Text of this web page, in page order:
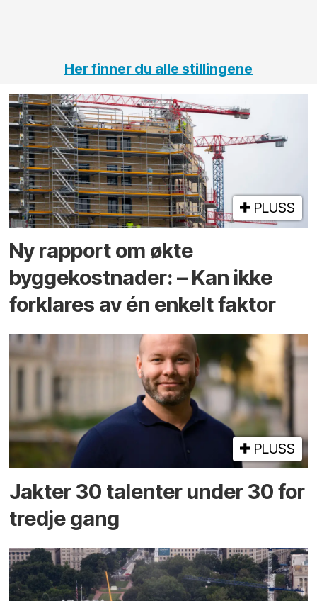
Her finner du alle stillingene
PLUSS
Ny rapport om økte
byggekostnader: – Kan ikke
forklares av én enkelt faktor
PLUSS
Jakter 30 talenter under 30 for
tredje gang